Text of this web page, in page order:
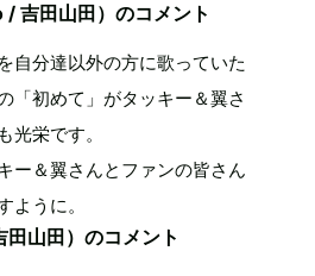
吉田山田）のコメント
自分達以外の方に歌っていた
「初めて」がタッキー＆翼さ
光栄です。
ー＆翼さんとファンの皆さん
ように。
山田）のコメント